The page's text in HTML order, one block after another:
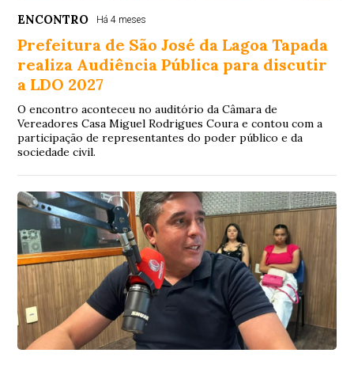
ENCONTRO Há 4 meses
Prefeitura de São José da Lagoa Tapada
realiza Audiência Pública para discutir
a LDO 2027
O encontro aconteceu no auditório da Câmara de
Vereadores Casa Miguel Rodrigues Coura e contou com a
participação de representantes do poder público e da
sociedade civil.